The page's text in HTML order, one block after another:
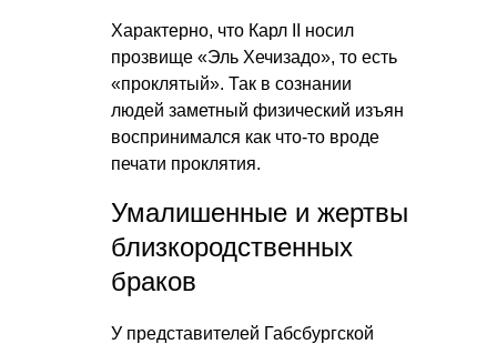
Характерно, что Карл II носил
прозвище «Эль Хечизадо», то есть
«проклятый». Так в сознании
людей заметный физический изъян
воспринимался как что-то вроде
печати проклятия.
Умалишенные и жертвы
близкородственных
браков
У представителей Габсбургской